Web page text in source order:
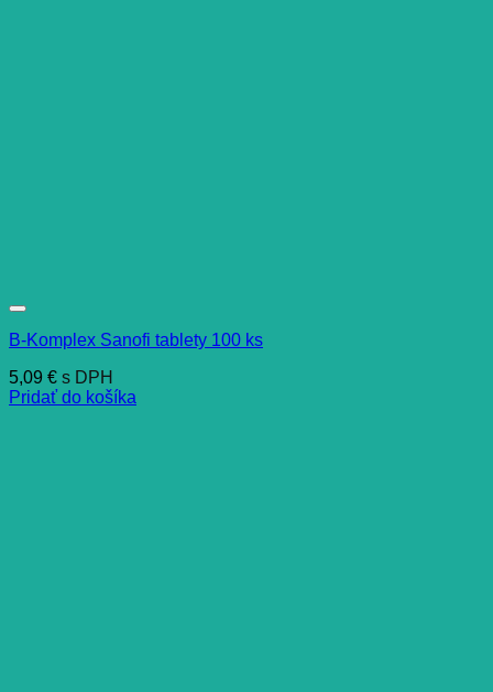
B-Komplex Sanofi tablety 100 ks
5,09 € s DPH
Pridať do košíka